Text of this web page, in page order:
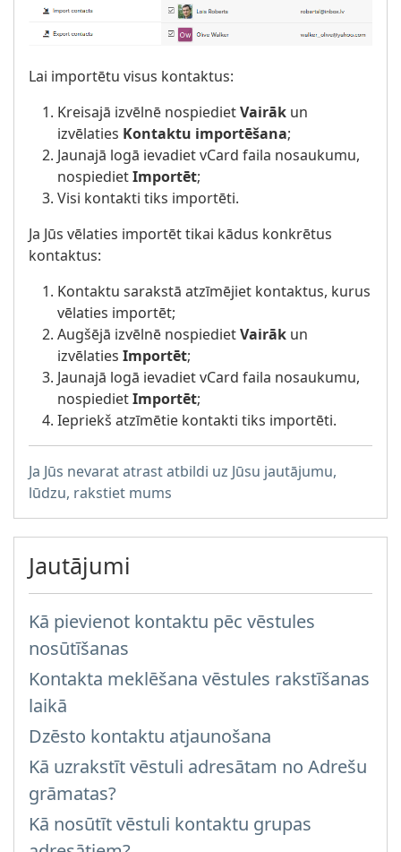
Lai importētu visus kontaktus:
Kreisajā izvēlnē nospiedietVairāk un
izvēlaties Kontaktu importēšana;
Jaunajā logā ievadiet vCard faila nosaukumu,
nospiedietImportēt;
Visi kontakti tiks importēti.
Ja Jūs vēlaties importēt tikai kādus konkrētus
kontaktus:
Kontaktu sarakstā atzīmējiet kontaktus, kurus
vēlaties importēt;
Augšējā izvēlnē nospiedietVairāk un
izvēlaties Importēt;
Jaunajā logā ievadiet vCard faila nosaukumu,
nospiedietImportēt;
Iepriekš atzīmētie kontakti tiks importēti.
Ja Jūs nevarat atrast atbildi uz Jūsu jautājumu,
lūdzu, rakstiet mums
Jautājumi
Kā pievienot kontaktu pēc vēstules
nosūtīšanas
Kontakta meklēšana vēstules rakstīšanas
laikā
Dzēsto kontaktu atjaunošana
Kā uzrakstīt vēstuli adresātam no Adrešu
grāmatas?
Kā nosūtīt vēstuli kontaktu grupas